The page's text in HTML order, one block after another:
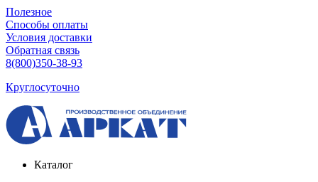
Полезное
Способы оплаты
Условия доставки
Обратная связь
8(800)350-38-93
Круглосуточно
Каталог